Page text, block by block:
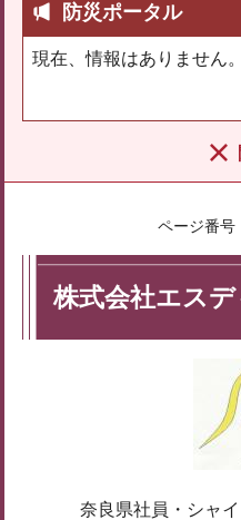
防災ポータル
現在、情報はありません。
ページ番号
株式会社エス
奈良県社員・シャ